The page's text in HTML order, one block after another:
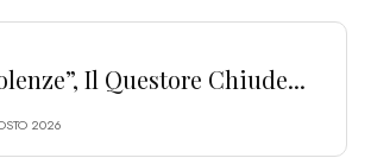
Il Questore Chiude...
2026